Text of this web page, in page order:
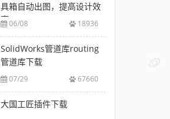
具箱自动出图，提高设计效
率06/08 18936
SolidWorks管道库routing
管道库下载
07/29 67660
大国工匠插件下载